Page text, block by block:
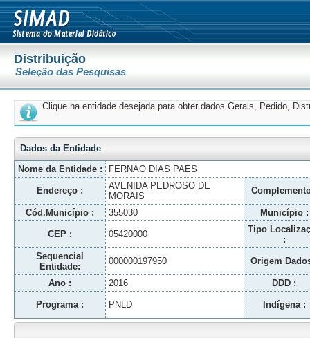
Distribuição
Seleção das Pesquisas
Clique na entidade desejada para obter dados Gerais, Pedido,
Dados da Entidade
Nome da Entidade :
FERNAO DIAS PAES
Endereço :
AVENIDA PEDROSO DE
MORAIS
Cód.Município : 355030 Município :
CEP : 05420000
Tipo
:
Sequencial
Entidade:
000000197950 Origem
Ano : 2016 DDD :
Programa : PNLD Indígena :